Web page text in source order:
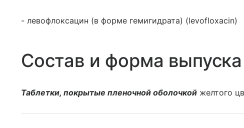
- левофлоксацин (в форме гемигидрата) (levofloxacin)
Состав и форма
Таблетки, покрытые пленочной оболочкой желтого